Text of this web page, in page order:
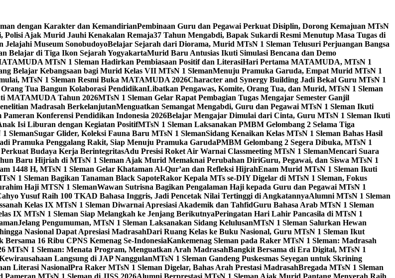
dengan Karakter dan KemandirianPembinaan Guru dan Pegawai Perkuat Disiplin, Dorong Kemajuan MTsN
Polisi Ajak Murid Jauhi Kenakalan Remaja37 Tahun Mengabdi, Bapak Sukardi Resmi Menutup Masa Tugas di
Jelajahi Museum SonobudoyoBelajar Sejarah dari Diorama, Murid MTsN 1 Sleman Telusuri Perjuangan Bangsa
Belajar di Tiga Ikon Sejarah YogyakartaMurid Baru Antusias Ikuti Simulasi Bencana dan Demo
MTsN 1 Sleman Hadirkan Pembiasaan Positif dan LiterasiHari Pertama MATAMUDA, MTsN 1
Belajar Kebangsaan bagi Murid Kelas VII MTsN 1 SlemanMenuju Pramuka Garuda, Empat Murid MTsN 1
MTsN 1 Sleman Resmi Buka MATAMUDA 2026Character and Synergy Building Jadi Bekal Guru MTsN 1
Tua Bangun Kolaborasi PendidikanLibatkan Pengawas, Komite, Orang Tua, dan Murid, MTsN 1 Sleman
MATAMUDA Tahun 2026MTsN 1 Sleman Gelar Rapat Pembagian Tugas Mengajar Semester Ganjil
Madrasah BerkelanjutanMenguatkan Semangat Mengabdi, Guru dan Pegawai MTsN 1 Sleman Ikuti
Konferensi Pendidikan Indonesia 2026Belajar Mengajar Dimulai dari Cinta, Guru MTsN 1 Sleman Ikuti
Isi Liburan dengan Kegiatan PositifMTsN 1 Sleman Laksanakan PMBM Gelombang 2 Selama Tiga
SlemanSugar Glider, Koleksi Fauna Baru MTsN 1 SlemanSidang Kenaikan Kelas MTsN 1 Sleman Bahas Hasil
Pramuka Penggalang Rakit, Siap Menuju Pramuka GarudaPMBM Gelombang 2 Segera Dibuka, MTsN 1
Budaya Kerja BerintegritasAdu Presisi Roket Air Warnai Classmeeting MTsN 1 SlemanMencari Suara
Baru Hijriah di MTsN 1 Sleman Ajak Murid Memaknai Perubahan DiriGuru, Pegawai, dan Siswa MTsN 1
1448 H, MTsN 1 Sleman Gelar Khataman Al-Qur’an dan Refleksi HijrahEnam Murid MTsN 1 Sleman Ikuti
1 Sleman Bagikan Tanaman Black SapoteRakor Kepala MTs se-DIY Digelar di MTsN 1 Sleman, Fokus
Haji MTSN 1 SlemanWawan Sutrisna Bagikan Pengalaman Haji kepada Guru dan Pegawai MTsN 1
Yusuf Raih 100 TKAD Bahasa Inggris, Jadi Pencetak Nilai Tertinggi di AngkatannyaAlumni MTsN 1 Sleman
Kelas IX MTsN 1 Sleman Diwarnai Apresiasi Akademik dan TahfidGuru Bahasa Arab MTsN 1 Sleman
IX MTsN 1 Sleman Siap Melangkah ke Jenjang BerikutnyaPeringatan Hari Lahir Pancasila di MTsN 1
Jelang Pengumuman, MTsN 1 Sleman Laksanakan Sidang KelulusanMTsN 1 Sleman Salurkan Hewan
Nasional Dapat Apresiasi MadrasahDari Ruang Kelas ke Buku Nasional, Guru MTsN 1 Sleman Ikut
16 Ribu CPNS Kemenag Se-IndonesiaKankemenag Sleman pada Raker MTsN 1 Sleman: Madrasah
MTsN 1 Sleman: Menata Program, Menguatkan Arah MadrasahBangkit Bersama di Era Digital, MTsN 1
Langsung di JAP NanggulanMTsN 1 Sleman Gandeng Puskesmas Seyegan untuk Skrining
Literasi NasionalPra Raker MTsN 1 Sleman Digelar, Bahas Arah Prestasi MadrasahBregada MTsN 1 Sleman
MTsN 1 Sleman di JISS 2026Alumni Berprestasi MTsN 1 Sleman Ajak Murid Pantang Menyerah Raih